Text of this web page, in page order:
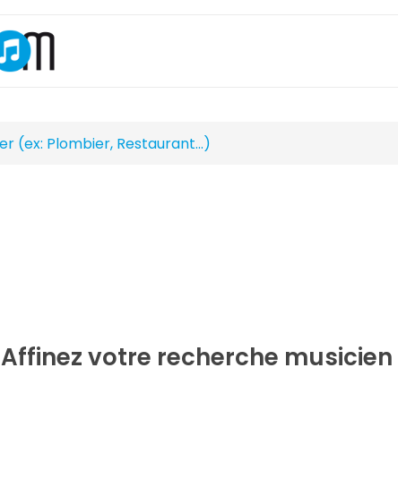
Affinez votre recherche musicien